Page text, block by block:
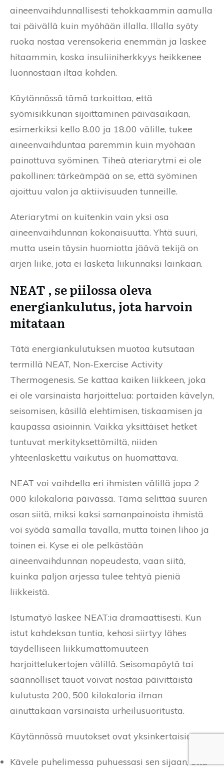
aineenvaihdunnallisesti tehokkaammin aamulla
tai päivällä kuin myöhään illalla. Illalla syöty
ruoka nostaa verensokeria enemmän ja laskee
hitaammin, koska insuliiniherkkyys heikkenee
luonnostaan iltaa kohden.
Käytännössä tämä tarkoittaa, että
syömisikkunan sijoittaminen päiväsaikaan,
esimerkiksi kello 8.00 ja 18.00 välille, tukee
aineenvaihduntaa paremmin kuin myöhään
painottuva syöminen. Tiheä ateriarytmi ei ole
pakollinen: tärkeämpää on se, että syöminen
ajoittuu valon ja aktiivisuuden tunneille.
Ateriarytmi on kuitenkin vain yksi osa
aineenvaihdunnan kokonaisuutta. Yhtä suuri,
mutta usein täysin huomiotta jäävä tekijä on
arjen liike, jota ei lasketa liikunnaksi lainkaan.
NEAT , se piilossa oleva
energiankulutus, jota harvoin
mitataan
Tätä energiankulutuksen muotoa kutsutaan
termillä NEAT, Non-Exercise Activity
Thermogenesis. Se kattaa kaiken liikkeen, joka
ei ole varsinaista harjoittelua: portaiden kävelyn,
seisomisen, käsillä elehtimisen, tiskaamisen ja
kaupassa asioinnin. Vaikka yksittäiset hetket
tuntuvat merkityksettömiltä, niiden
yhteenlaskettu vaikutus on huomattava.
NEAT voi vaihdella eri ihmisten välillä jopa 2
000 kilokaloria päivässä. Tämä selittää suuren
osan siitä, miksi kaksi samanpainoista ihmistä
voi syödä samalla tavalla, mutta toinen lihoo ja
toinen ei. Kyse ei ole pelkästään
aineenvaihdunnan nopeudesta, vaan siitä,
kuinka paljon arjessa tulee tehtyä pieniä
liikkeistä.
Istumatyö laskee NEAT:ia dramaattisesti. Kun
istut kahdeksan tuntia, kehosi siirtyy lähes
täydelliseen liikkumattomuuteen
harjoittelukertojen välillä. Seisomapöytä tai
säännölliset tauot voivat nostaa päivittäistä
kulutusta 200, 500 kilokaloria ilman
ainuttakaan varsinaista urheilusuoritusta.
Käytännössä muutokset ovat yksinkertaisia:
Kävele puhelimessa puhuessasi sen sijaan, että